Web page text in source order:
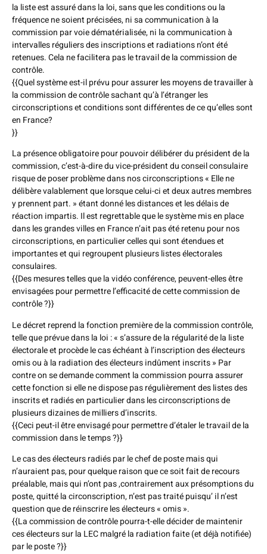
la liste est assuré dans la loi, sans que les conditions ou la
fréquence ne soient précisées, ni sa communication à la
commission par voie dématérialisée, ni la communication à
intervalles réguliers des inscriptions et radiations n’ont été
retenues. Cela ne facilitera pas le travail de la commission de
contrôle.
{{Quel système est-il prévu pour assurer les moyens de travailler à
la commission de contrôle sachant qu’à l’étranger les
circonscriptions et conditions sont différentes de ce qu’elles sont
en France?
}}
La présence obligatoire pour pouvoir délibérer du président de la
commission, c’est-à-dire du vice-président du conseil consulaire
risque de poser problème dans nos circonscriptions « Elle ne
délibère valablement que lorsque celui-ci et deux autres membres
y prennent part. » étant donné les distances et les délais de
réaction impartis. Il est regrettable que le système mis en place
dans les grandes villes en France n’ait pas été retenu pour nos
circonscriptions, en particulier celles qui sont étendues et
importantes et qui regroupent plusieurs listes électorales
consulaires.
{{Des mesures telles que la vidéo conférence, peuvent-elles être
envisagées pour permettre l’efficacité de cette commission de
contrôle ?}}
Le décret reprend la fonction première de la commission contrôle,
telle que prévue dans la loi : « s’assure de la régularité de la liste
électorale et procède le cas échéant à l’inscription des électeurs
omis ou à la radiation des électeurs indûment inscrits » Par
contre on se demande comment la commission pourra assurer
cette fonction si elle ne dispose pas régulièrement des listes des
inscrits et radiés en particulier dans les circonscriptions de
plusieurs dizaines de milliers d’inscrits.
{{Ceci peut-il être envisagé pour permettre d’étaler le travail de la
commission dans le temps ?}}
Le cas des électeurs radiés par le chef de poste mais qui
n’auraient pas, pour quelque raison que ce soit fait de recours
préalable, mais qui n’ont pas ,contrairement aux présomptions du
poste, quitté la circonscription, n’est pas traité puisqu’ il n’est
question que de réinscrire les électeurs « omis ».
{{La commission de contrôle pourra-t-elle décider de maintenir
ces électeurs sur la LEC malgré la radiation faite (et déjà notifiée)
par le poste ?}}